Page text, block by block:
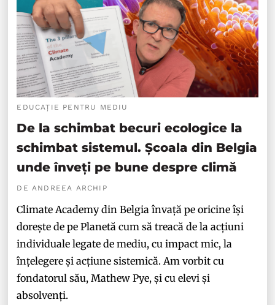
EDUCAȚIE PENTRU MEDIU
De la schimbat becuri ecologice la
schimbat sistemul. Școala din Belgia
unde înveți pe bune despre climă
DE ANDREEA ARCHIP
Climate Academy din Belgia învață pe oricine își
dorește de pe Planetă cum să treacă de la acțiuni
individuale legate de mediu, cu impact mic, la
înțelegere și acțiune sistemică. Am vorbit cu
fondatorul său, Mathew Pye, și cu elevi și
absolvenți.